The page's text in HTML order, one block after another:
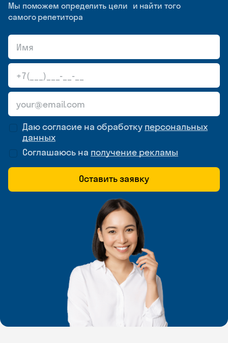
Мы поможем определить цели и найти того
самого репетитора
Даю согласие на обработку персональных
данных
Соглашаюсь на получение рекламы
Оставить заявку